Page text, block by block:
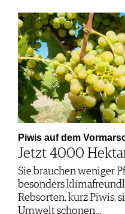
Piwis auf dem
Jetzt 4000
Sie brauchen weniger
besonders
Rebsorten, kurz Piwis,
Umwelt schonen…